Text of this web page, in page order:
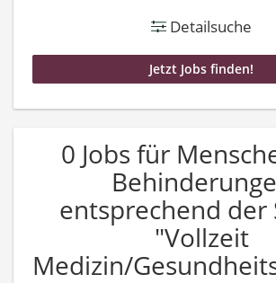
Detailsuche
0 Jobs für
entsprechend der
"Vollzeit
Medizin/